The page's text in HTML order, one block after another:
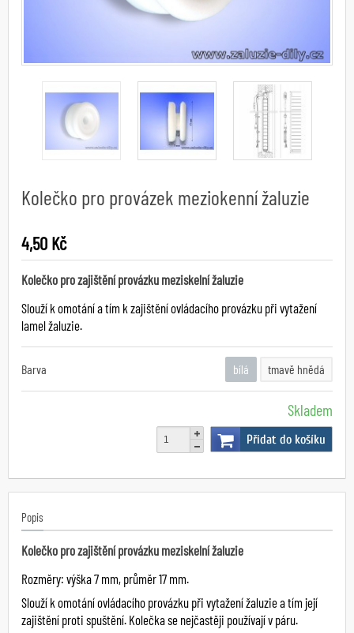
Kolečko pro provázek meziokenní žaluzie
4,50 Kč
Kolečko pro zajištění provázku meziskelní žaluzie
Slouží k omotání a tím k zajištění ovládacího provázku při vytažení
lamel žaluzie.
Barva bílá tmavě hnědá
Skladem
Přidat do košíku
Popis
Kolečko pro zajištění provázku meziskelní žaluzie
Rozměry: výška 7 mm, průměr 17 mm.
Slouží k omotání ovládacího provázku při vytažení žaluzie a tím její
zajištění proti spuštění. Kolečka se nejčastěji používají v páru.